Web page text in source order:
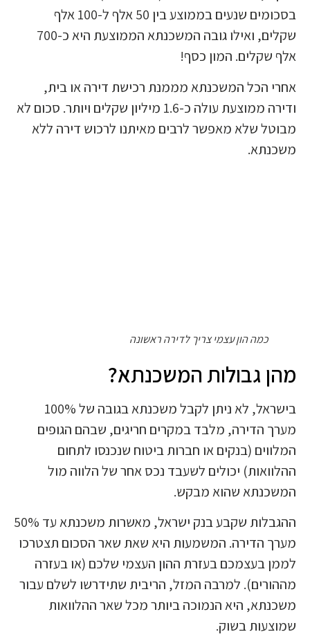
בסכומים שנעים בממוצע בין 50 אלף ל-100 אלף
שקלים, ואילו גובה המשכנתא הממוצעת היא כ-700
אלף שקלים. המון כסף!
אחרי הכל המשכנתא מממנת רכישת דירה או בית,
ודירה ממוצעת עולה כ-1.6 מיליון שקלים ויותר. סכום לא
מבוטל שלא מאפשר לרבים מאיתנו לרכוש דירה ללא
משכנתא.
כמה הון עצמי צריך לדירה ראשונה
מהן גבולות המשכנתא?
בישראל, לא ניתן לקבל משכנתא בגובה של 100%
מערך הדירה, מלבד במקרים חריגים, שבהם הגופים
המלווים (בנקים או חברות ביטוח שנכנסו לתחום
ההלוואות) יכולים לשעבד נכס אחר של הלווה מול
המשכנתא שהוא מבקש.
ההגבלות שקבע בנק ישראל, מאשרות משכנתא עד 50%
מערך הדירה. המשמעות היא שאת שאר הסכום תצטרכו
לממן בעצמכם בעזרת ההון העצמי שלכם (או בעזרה
מההורים). למרבה המזל, הריבית שתידרשו לשלם עבור
משכנתא, היא הנמוכה ביותר מכל שאר ההלוואות
שמוצעות בשוק.